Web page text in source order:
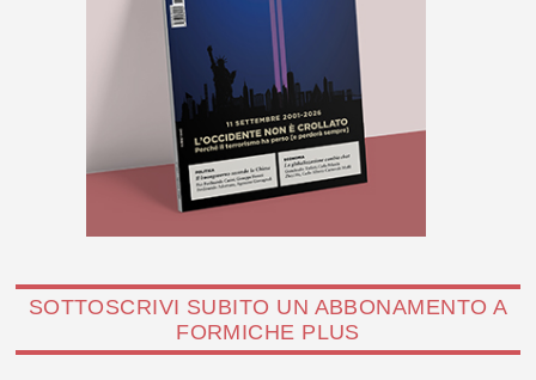
SOTTOSCRIVI SUBITO UN ABBONAMENTO A
FORMICHE PLUS